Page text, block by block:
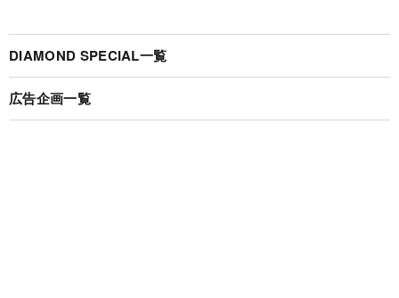
DIAMOND SPECIAL一覧
広告企画一覧